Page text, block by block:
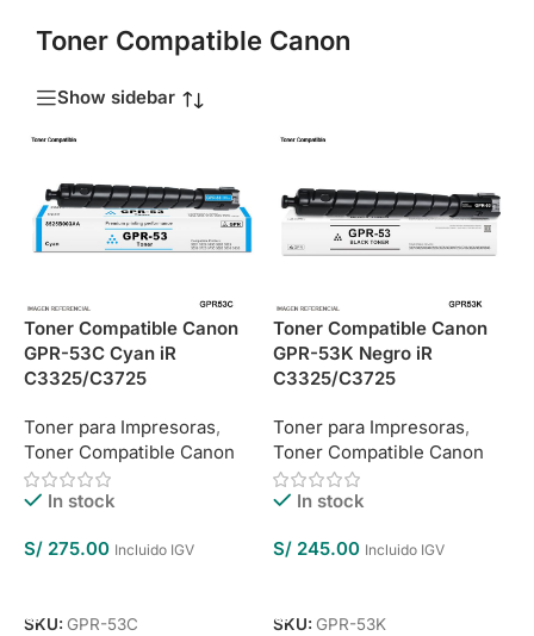
Toner Compatible Canon
Show sidebar
Toner Compatible Canon
GPR-53C Cyan iR
C3325/C3725
Toner para Impresoras,
Toner Compatible Canon
In stock
S/ 275.00 Incluido IGV
SKU: GPR-53C
Toner Compatible Canon
GPR-53K Negro iR
C3325/C3725
Toner para Impresoras,
Toner Compatible Canon
In stock
S/ 245.00 Incluido IGV
SKU: GPR-53K